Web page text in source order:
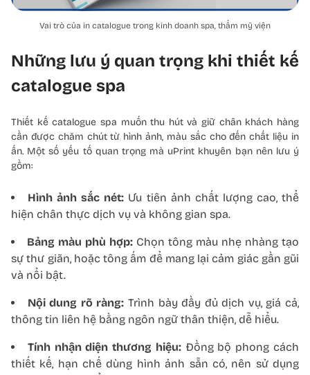
Vai trò của in catalogue trong kinh doanh spa, thẩm mỹ viện
Những lưu ý quan trọng khi thiết kế
catalogue spa
Thiết kế catalogue spa muốn thu hút và giữ chân khách hàng
cần được chăm chút từ hình ảnh, màu sắc cho đến chất liệu in
ấn. Một số yếu tố quan trọng mà uPrint khuyên bạn nên lưu ý
gồm:
Hình ảnh sắc nét: Ưu tiên ảnh chất lượng cao, thể
hiện chân thực dịch vụ và không gian spa.
Bảng màu phù hợp: Chọn tông màu nhẹ nhàng tạo
sự thư giãn, hoặc tông ấm để mang lại cảm giác gần gũi
và nổi bật.
Nội dung rõ ràng: Trình bày đầy đủ dịch vụ, giá cả,
thông tin liên hệ bằng ngôn ngữ thân thiện, dễ hiểu.
Tính nhận diện thương hiệu: Đồng bộ phong cách
thiết kế, hạn chế dùng hình ảnh sẵn có, nên sử dụng